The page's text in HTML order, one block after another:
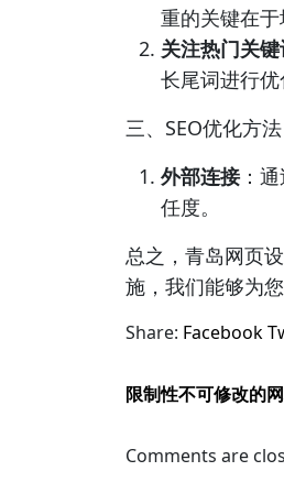
重的关键在于
关注热门关
长尾词进行优
三、SEO优化方法
外部连接：
任度。
总之，青岛网页
施，我们能够为
Share: Facebook
限制性不可修改的
Comments are